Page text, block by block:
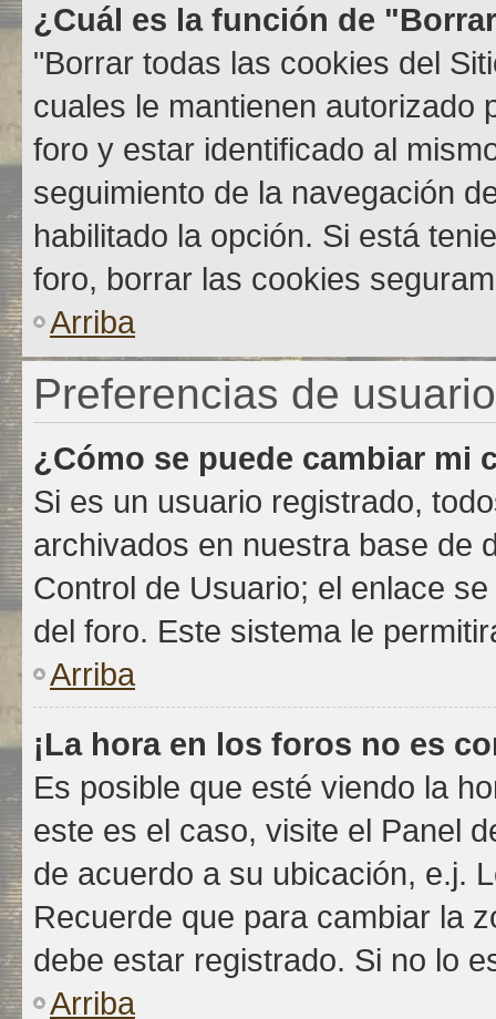
¿Cuál es la función de
"Borrar todas las cookies del
cuales le mantienen autorizado
foro y estar identificado al
seguimiento de la navegación
habilitado la opción. Si está
foro, borrar las cookies
Arriba
Preferencias de
¿Cómo se puede cambiar mi
Si es un usuario registrado,
archivados en nuestra base de
Control de Usuario; el enlace
del foro. Este sistema le
Arriba
¡La hora en los foros no es
Es posible que esté viendo la
este es el caso, visite el Panel
de acuerdo a su ubicación, e.j.
Recuerde que para cambiar la
debe estar registrado. Si no lo
Arriba